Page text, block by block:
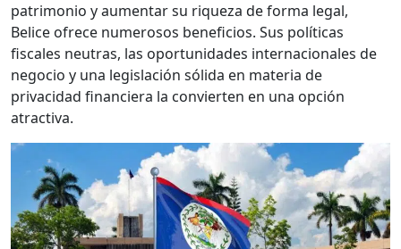
patrimonio y aumentar su riqueza de forma legal,
Belice ofrece numerosos beneficios. Sus políticas
fiscales neutras, las oportunidades internacionales de
negocio y una legislación sólida en materia de
privacidad financiera la convierten en una opción
atractiva.